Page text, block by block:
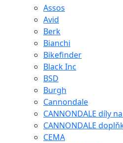
Assos
Avid
Berk
Bianchi
Bikefinder
Black Inc
BSD
Burgh
Cannondale
CANNONDALE díly
CANNONDALE
CEMA